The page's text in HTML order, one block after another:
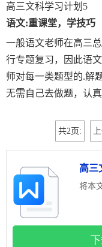
高三文科学习计划5
语文:重课堂，学技巧
一般语文老师在高三
行专题复习，因此语
师对每一类题型的.解
无需自己去做题，认
共2页:
高三
将本